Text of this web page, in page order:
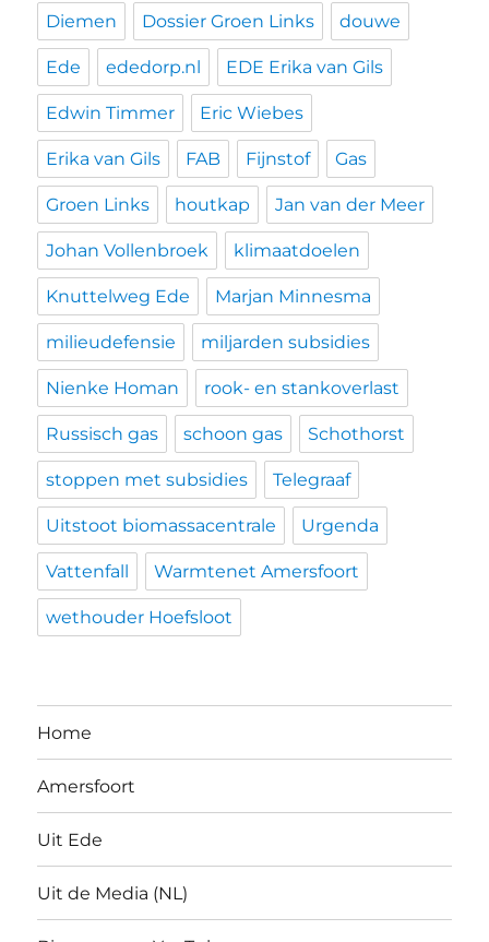
Diemen Dossier Groen Links douwe
Ede ededorp.nl EDE Erika van Gils
Edwin Timmer Eric Wiebes
Erika van Gils FAB Fijnstof Gas
Groen Links houtkap Jan van der Meer
Johan Vollenbroek klimaatdoelen
Knuttelweg Ede Marjan Minnesma
milieudefensie miljarden subsidies
Nienke Homan rook- en stankoverlast
Russisch gas schoon gas Schothorst
stoppen met subsidies Telegraaf
Uitstoot biomassacentrale Urgenda
Vattenfall Warmtenet Amersfoort
wethouder Hoefsloot
Home
Amersfoort
Uit Ede
Uit de Media (NL)